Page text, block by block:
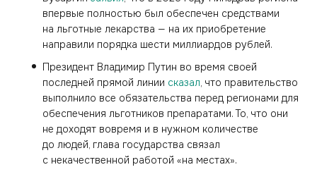
впервые полностью был обеспечен средствами
на льготные лекарства — на их приобретение
направили порядка шести миллиардов рублей.
Президент Владимир Путин во время своей
последней прямой линии сказал , что правительство
выполнило все обязательства перед регионами для
обеспечения льготников препаратами. То, что они
не доходят вовремя и в нужном количестве
до людей, глава государства связал
с некачественной работой «на местах».